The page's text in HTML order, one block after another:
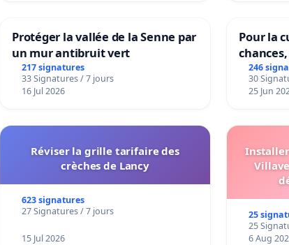
L’avenir de notre école et de nos enfants mérite
rejoigne ce mouvement pour une école publique
inclusive et de qualité.
Des parents de l’Athénée Charles Janssens.
Protéger la vallée de la Senne par
un mur antibruit vert
217 signatures
33 Signatures / 7 jours
16 Jul 2026
Pour la
246
30
25 Jun
Réviser la grille tarifaire des
crèches de Lancy
623 signatures
27 Signatures / 7 jours
15 Jul 2026
25
25
6 Aug